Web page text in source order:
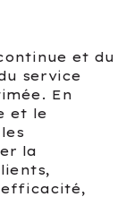
et du
service
En
et le
la